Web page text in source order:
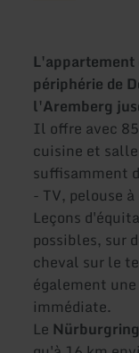
L'appartement
périphérie de
l'Aremberg
Il offre avec
cuisine et
suffisamment
- TV, pelouse
Leçons
possibles, sur
cheval sur le
également
immédiate.
Le